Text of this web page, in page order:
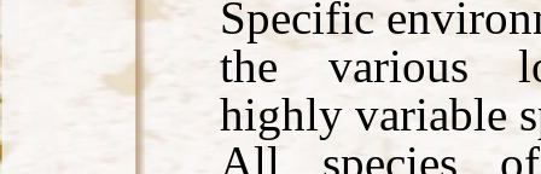
Specific
the various
highly variable
All species